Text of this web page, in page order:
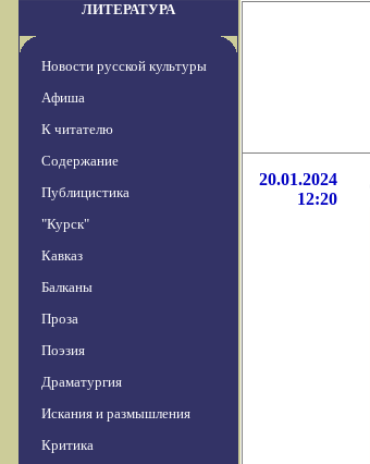
ЛИТЕРАТУРА
Новости русской культуры
Афиша
К читателю
Содержание
Публицистика
"Курск"
Кавказ
Балканы
Проза
Поэзия
Драматургия
Искания и размышления
Критика
20.01.2024
12:20